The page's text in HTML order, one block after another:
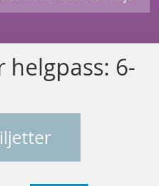
helgpass: 6-